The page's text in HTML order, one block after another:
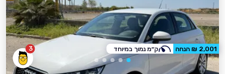
3 2,001 ₪ הנחה ק״מ נמוך במיוחד